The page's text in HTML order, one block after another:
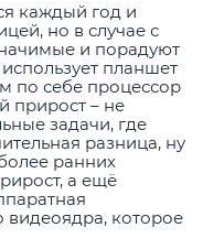
каждый год и
но в случае с
и порадуют
планшет
по себе процессор
прирост – не
задачи, где
разница, ну
ранних
а ещё
видеоядра, которое